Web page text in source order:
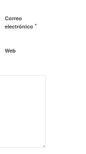
Correo
electrónico *
Web